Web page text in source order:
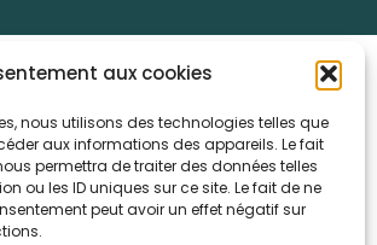
aux cookies
nous utilisons des technologies telles que
aux informations des appareils. Le fait
permettra de traiter des données telles
ou les ID uniques sur ce site. Le fait de ne
peut avoir un effet négatif sur